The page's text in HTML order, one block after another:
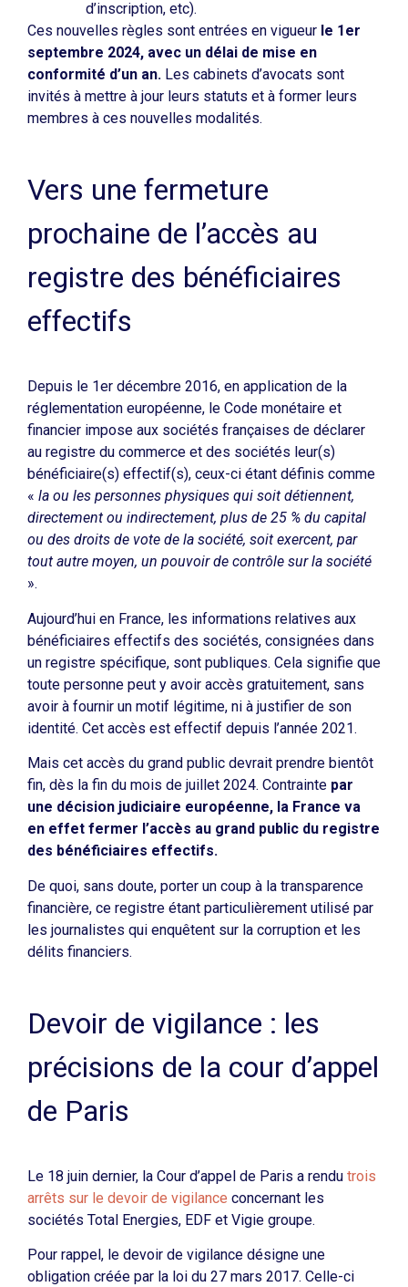
d’inscription, etc).
Ces nouvelles règles sont entrées en vigueur le 1er
septembre 2024, avec un délai de mise en
conformité d’un an. Les cabinets d’avocats sont
invités à mettre à jour leurs statuts et à former leurs
membres à ces nouvelles modalités.
Vers une fermeture
prochaine de l’accès au
registre des bénéficiaires
effectifs
Depuis le 1er décembre 2016, en application de la
réglementation européenne, le Code monétaire et
financier impose aux sociétés françaises de déclarer
au registre du commerce et des sociétés leur(s)
bénéficiaire(s) effectif(s), ceux-ci étant définis comme
« la ou les personnes physiques qui soit détiennent,
directement ou indirectement, plus de 25 % du capital
ou des droits de vote de la société, soit exercent, par
tout autre moyen, un pouvoir de contrôle sur la société
».
Aujourd’hui en France, les informations relatives aux
bénéficiaires effectifs des sociétés, consignées dans
un registre spécifique, sont publiques. Cela signifie que
toute personne peut y avoir accès gratuitement, sans
avoir à fournir un motif légitime, ni à justifier de son
identité. Cet accès est effectif depuis l’année 2021.
Mais cet accès du grand public devrait prendre bientôt
fin, dès la fin du mois de juillet 2024. Contrainte par
une décision judiciaire européenne, la France va
en effet fermer l’accès au grand public du registre
des bénéficiaires effectifs.
De quoi, sans doute, porter un coup à la transparence
financière, ce registre étant particulièrement utilisé par
les journalistes qui enquêtent sur la corruption et les
délits financiers.
Devoir de vigilance : les
précisions de la cour d’appel
de Paris
Le 18 juin dernier, la Cour d’appel de Paris a rendu trois
arrêts sur le devoir de vigilance concernant les
sociétés Total Energies, EDF et Vigie groupe.
Pour rappel, le devoir de vigilance désigne une
obligation créée par la loi du 27 mars 2017. Celle-ci